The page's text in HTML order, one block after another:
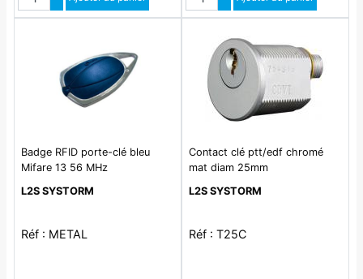
Diminuer quantité Diminuer quantité
Badge RFID porte-clé bleu
Mifare 13 56 MHz
L2S SYSTORM
Réf : METAL
Contact clé ptt/edf chromé
mat diam 25mm
L2S SYSTORM
Réf : T25C